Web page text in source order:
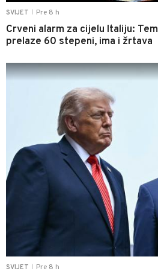
SVIJET Pre 8 h
Crveni alarm za cijelu Italiju:
prelaze 60 stepeni, ima i žrtava
SVIJET Pre 8 h